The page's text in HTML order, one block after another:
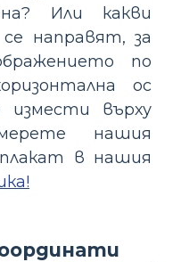
Или какви
направят, за
по
ос
върху
нашия
в нашия